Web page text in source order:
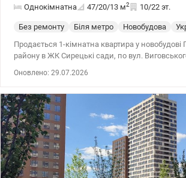
Однокімнатна 47/20/13 м2 10/22 эт.
Без ремонту Біля метро Новобудова
Продається 1-кімнатна квартира у новобудові
району в ЖК Сирецькі сади, по вул.
поверхового будинку. Стіни - червона
квартирі є засклена панорамна лоджія та
балкон. Обєкт здається із лазерною стяжкою
штукатуркою стін, радіаторами,
протиударними вхідними дверима. У ЖК є
лічильники на тепло, воду, електрику.
охорона, відеоспостереження. За проектом
будівництво великого ТРЦ із супермаркетом.
Оновлено: 29.07.2026